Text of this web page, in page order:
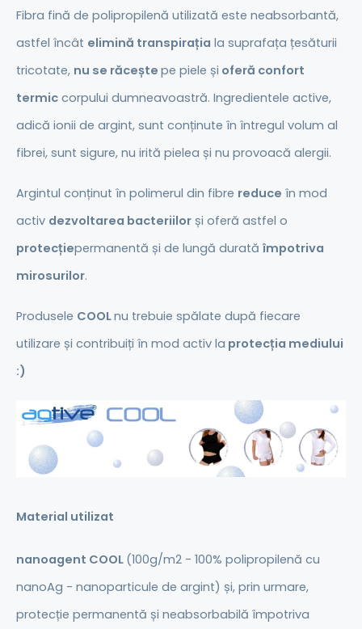
Fibra fină de polipropilenă utilizată este neabsorbantă,
astfel încât elimină transpirația la suprafața țesăturii
tricotate, nu se răcește pe piele și oferă confort
termic corpului dumneavoastră. Ingredientele active,
adică ionii de argint, sunt conținute în întregul volum al
fibrei, sunt sigure, nu irită pielea și nu provoacă alergii.
Argintul conținut în polimerul din fibre reduce în mod
activ dezvoltarea bacteriilor și oferă astfel o
protecțiepermanentă și de lungă durată împotriva
mirosurilor.
Produsele COOLnu trebuie spălate după fiecare
utilizare și contribuiți în mod activ la protecția mediului
:)
Material utilizat
nanoagent COOL (100g/m2 - 100% polipropilenă cu
nanoAg - nanoparticule de argint) și, prin urmare,
protecție permanentă și neabsorbabilă împotriva